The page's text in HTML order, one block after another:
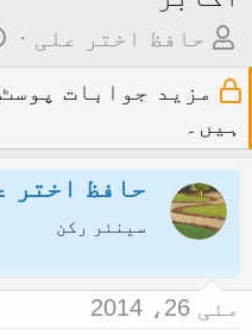
م
ض
و
ع
ک
ا
حافظ اختر علی
مزید جوابات
ہیں۔
حافظ اختر
سینئر رکن
مئی 26، 2014